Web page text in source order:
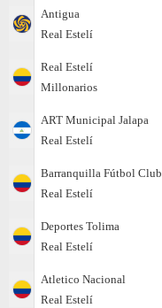
Antigua
Real Estelí
Real Estelí
Millonarios
ART Municipal Jalapa
Real Estelí
Barranquilla Fútbol Club
Real Estelí
Deportes Tolima
Real Estelí
Atletico Nacional
Real Estelí